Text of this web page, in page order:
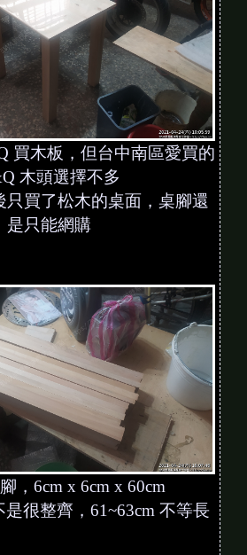
買木板，但台中南區愛買的
木頭選擇不多
只買了松木的桌面，桌腳還
是只能網購
，6cm x 6cm x 60cm
很整齊，61~63cm 不等長